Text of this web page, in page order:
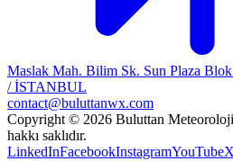
Maslak Mah. Bilim Sk. Sun Plaza
/ İSTANBUL
contact@buluttanwx.com
Copyright © 2026 Buluttan
hakkı saklıdır.
LinkedInFacebookInstagramYouTube